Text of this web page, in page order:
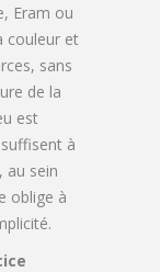
Eram ou
couleur et
sans
de la
est
à
au sein
oblige à